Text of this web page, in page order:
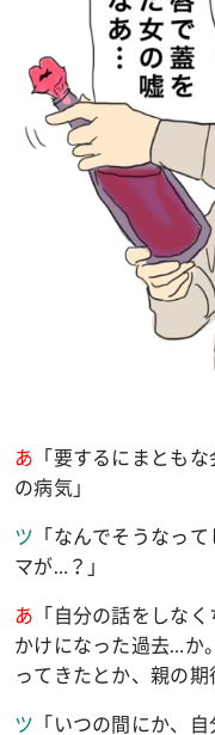
あ 「要するにまとも
の病気」
ツ 「なんでそうなっ
マが… ？」
あ 「自分の話をしな
かけになった過去…か
ってきたとか、親の期
ツ 「いつの間にか、